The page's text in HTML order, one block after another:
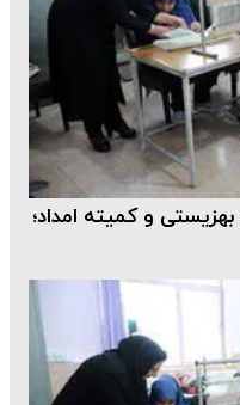
و کمیته امداد؛